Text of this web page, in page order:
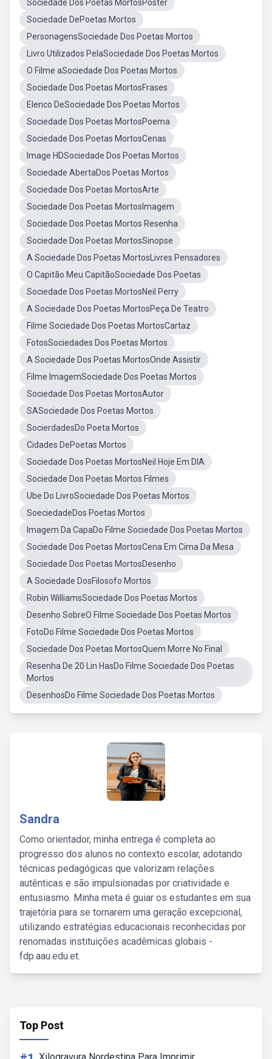
Sociedade Dos Poetas MortosPoster
Sociedade DePoetas Mortos
PersonagensSociedade Dos Poetas Mortos
Livro Utilizados PelaSociedade Dos Poetas Mortos
O Filme aSociedade Dos Poetas Mortos
Sociedade Dos Poetas MortosFrases
Elenco DeSociedade Dos Poetas Mortos
Sociedade Dos Poetas MortosPoema
Sociedade Dos Poetas MortosCenas
Image HDSociedade Dos Poetas Mortos
Sociedade AbertaDos Poetas Mortos
Sociedade Dos Poetas MortosArte
Sociedade Dos Poetas MortosImagem
Sociedade Dos Poetas Mortos Resenha
Sociedade Dos Poetas MortosSinopse
A Sociedade Dos Poetas MortosLivres Pensadores
O Capitão Meu CapitãoSociedade Dos Poetas
Sociedade Dos Poetas MortosNeil Perry
A Sociedade Dos Poetas MortosPeça De Teatro
Filme Sociedade Dos Poetas MortosCartaz
FotosSociedades Dos Poetas Mortos
A Sociedade Dos Poetas MortosOnde Assistir
Filme ImagemSociedade Dos Poetas Mortos
Sociedade Dos Poetas MortosAutor
SASociedade Dos Poetas Mortos
SocierdadesDo Poeta Mortos
Cidades DePoetas Mortos
Sociedade Dos Poetas MortosNeil Hoje Em DIA
Sociedade Dos Poetas Mortos Filmes
Ube Do LivroSociedade Dos Poetas Mortos
SoeciedadeDos Poetas Mortos
Imagem Da CapaDo Filme Sociedade Dos Poetas Mortos
Sociedade Dos Poetas MortosCena Em Cima Da Mesa
Sociedade Dos Poetas MortosDesenho
A Sociedade DosFilosofo Mortos
Robin WilliamsSociedade Dos Poetas Mortos
Desenho SobreO Filme Sociedade Dos Poetas Mortos
FotoDo Filme Sociedade Dos Poetas Mortos
Sociedade Dos Poetas MortosQuem Morre No Final
Resenha De 20 Lin HasDo Filme Sociedade Dos Poetas
Mortos
DesenhosDo Filme Sociedade Dos Poetas Mortos
Sandra
Como orientador, minha entrega é completa ao
progresso dos alunos no contexto escolar, adotando
técnicas pedagógicas que valorizam relações
autênticas e são impulsionadas por criatividade e
entusiasmo. Minha meta é guiar os estudantes em sua
trajetória para se tornarem uma geração excepcional,
utilizando estratégias educacionais reconhecidas por
renomadas instituições acadêmicas globais -
fdp.aau.edu.et.
Top Post